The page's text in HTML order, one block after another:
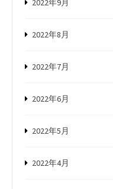
2022年9月
2022年8月
2022年7月
2022年6月
2022年5月
2022年4月